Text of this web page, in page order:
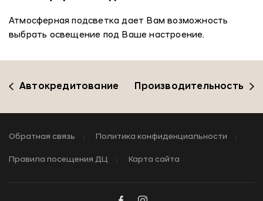
Атмосферная подсветка дает Вам возможность
выбрать освещение под Ваше настроение.
Автокредитование Производительность
Обратная связь Политика конфиденциальности
Правила посещения ДЦ Карта сайта